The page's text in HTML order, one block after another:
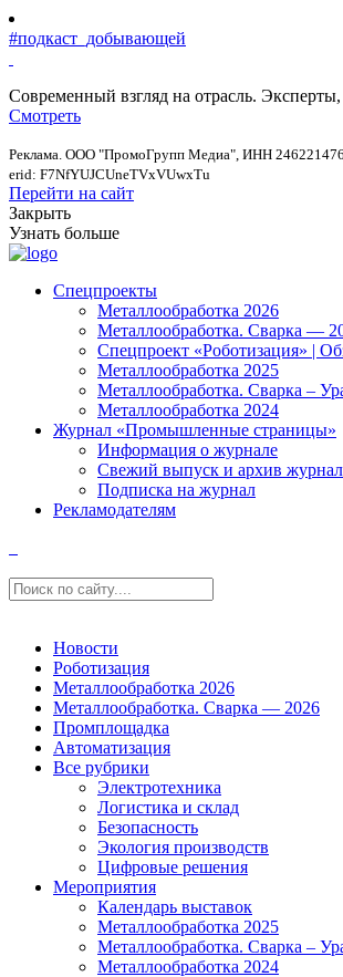
#подкаст_добывающей
Современный взгляд на отрасль.
Смотреть
Реклама. ООО "ПромоГрупп Медиа", ИНН
erid: F7NfYUJCUneTVxVUwxTu
Перейти на сайт
Закрыть
Узнать больше
Спецпроекты
Металлообработка 2026
Металлообработка. Сварка —
Спецпроект «Роботизация» |
Металлообработка 2025
Металлообработка. Сварка –
Металлообработка 2024
Журнал «Промышленные страницы»
Информация о журнале
Свежий выпуск и архив
Подписка на журнал
Рекламодателям
Новости
Роботизация
Металлообработка 2026
Металлообработка. Сварка — 2026
Промплощадка
Автоматизация
Все рубрики
Электротехника
Логистика и склад
Безопасность
Экология производств
Цифровые решения
Мероприятия
Календарь выставок
Металлообработка 2025
Металлообработка. Сварка –
Металлообработка 2024